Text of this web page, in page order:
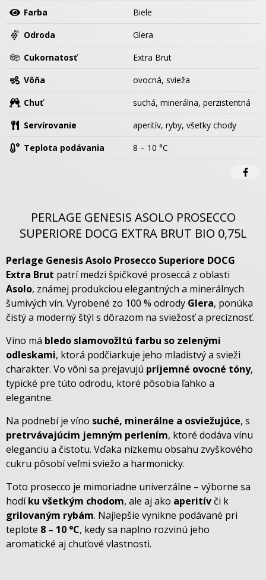
Farba
Biele
Odroda
Glera
Cukornatosť
Extra Brut
Vôňa
ovocná, svieža
Chuť
suchá, minerálna, perzistentná
Servírovanie
aperitív, ryby, všetky chody
Teplota podávania
8 – 10 °C
PERLAGE GENESIS ASOLO PROSECCO
SUPERIORE DOCG EXTRA BRUT BIO 0,75L
Perlage Genesis Asolo Prosecco Superiore DOCG
Extra Brut patrí medzi špičkové proseccá z oblasti
Asolo, známej produkciou elegantných a minerálnych
šumivých vín. Vyrobené zo 100 % odrody Glera, ponúka
čistý a moderný štýl s dôrazom na sviežosť a precíznosť.
Víno má bledo slamovožltú farbu so zelenými
odleskami, ktorá podčiarkuje jeho mladistvý a svieži
charakter. Vo vôni sa prejavujú príjemné ovocné tóny,
typické pre túto odrodu, ktoré pôsobia ľahko a
elegantne.
Na podnebí je víno suché, minerálne a osviežujúce, s
pretrvávajúcim jemným perlením, ktoré dodáva vínu
eleganciu a čistotu. Vďaka nízkemu obsahu zvyškového
cukru pôsobí veľmi sviežo a harmonicky.
Toto prosecco je mimoriadne univerzálne – výborne sa
hodíku všetkým chodom, ale aj ako aperitív či k
grilovaným rybám. Najlepšie vynikne podávané pri
teplote 8 – 10 °C, kedy sa naplno rozvinú jeho
aromatické aj chuťové vlastnosti.